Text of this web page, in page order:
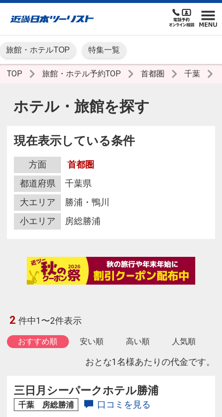
旅館・ホテルTOP 特集一覧
TOP 旅館・ホテル予約TOP 首都圏 千葉
ホテル・旅館を探す
現在表示している条件
方面
首都圏
都道府県
千葉県
大エリア
勝浦・鴨川
小エリア
房総勝浦
2 件中1〜2件表示
おすすめ順 安い順 高い順 人気順
おとな1名様あたりの代金です。
三日月シーパークホテル勝浦
千葉 房総勝浦 口コミを見る